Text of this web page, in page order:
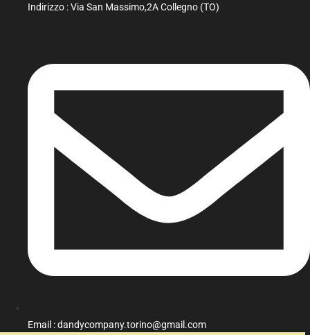
Indirizzo : Via San Massimo,2A Collegno (TO)
Email : dandycompany.torino@gmail.com